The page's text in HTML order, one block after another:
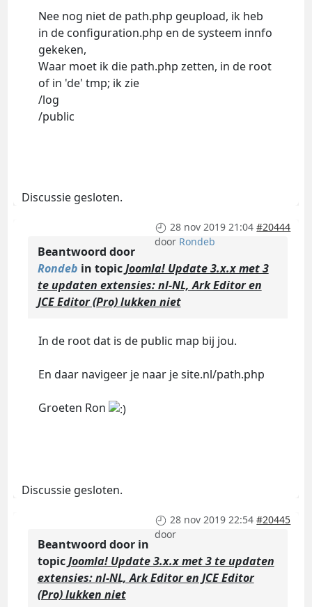
Nee nog niet de path.php geupload, ik heb
in de configuration.php en de systeem innfo
gekeken,
Waar moet ik die path.php zetten, in de root
of in 'de' tmp; ik zie
/log
/public
Discussie gesloten.
28 nov 2019 21:04 #20444
door Rondeb
Beantwoord door
Rondeb in topicJoomla! Update 3.x.x met 3
te updaten extensies: nl-NL, Ark Editor en
JCE Editor (Pro) lukken niet
In de root dat is de public map bij jou.
En daar navigeer je naar je site.nl/path.php
Groeten Ron
Discussie gesloten.
28 nov 2019 22:54 #20445
door
Beantwoord door in
topicJoomla! Update 3.x.x met 3 te updaten
extensies: nl-NL, Ark Editor en JCE Editor
(Pro) lukken niet